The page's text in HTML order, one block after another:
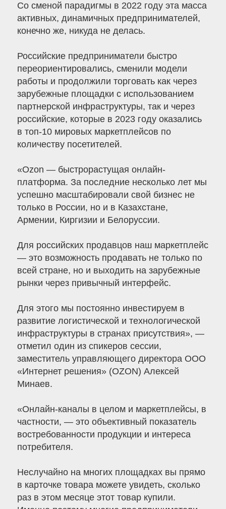
Со сменой парадигмы в 2022 году эта масса
активных, динамичных предпринимателей,
конечно же, никуда не делась.
Российские предприниматели быстро
переориентировались, сменили модели
работы и продолжили торговать как через
зарубежные площадки с использованием
партнерской инфраструктуры, так и через
российские, которые в 2023 году оказались
в топ-10 мировых маркетплейсов по
количеству посетителей.
«Ozon — быстрорастущая онлайн-
платформа. За последние несколько лет мы
успешно масштабировали свой бизнес не
только в России, но и в Казахстане,
Армении, Киргизии и Белоруссии.
Для российских продавцов наш маркетплейс
— это возможность продавать не только по
всей стране, но и выходить на зарубежные
рынки через привычный интерфейс.
Для этого мы постоянно инвестируем в
развитие логистической и технологической
инфраструктуры в странах присутствия», —
отметил один из спикеров сессии,
заместитель управляющего директора ООО
«Интернет решения» (OZON) Алексей
Минаев.
«Онлайн-каналы в целом и маркетплейсы, в
частности, — это объективный показатель
востребованности продукции и интереса
потребителя.
Неслучайно на многих площадках вы прямо
в карточке товара можете увидеть, сколько
раз в этом месяце этот товар купили.